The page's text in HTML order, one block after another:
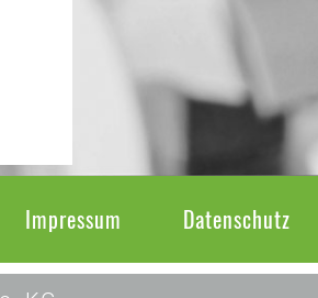
Impressum Datenschutz